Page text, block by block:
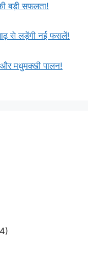
बड़ी सफलता!
से लड़ेंगी नई फसलें!
मधुमक्खी पालन!